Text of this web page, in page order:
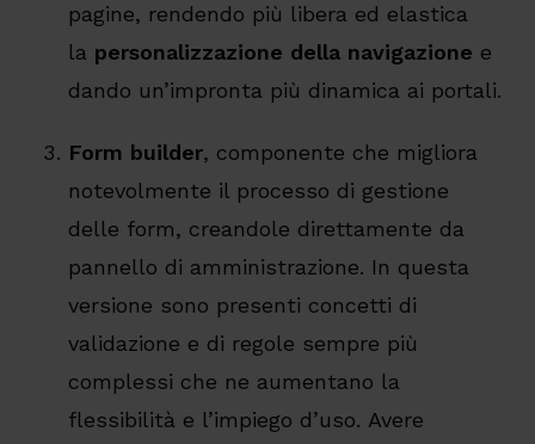
pagine, rendendo più libera ed elastica
la personalizzazione della navigazione e
dando un’impronta più dinamica ai portali.
Form builder, componente che migliora
notevolmente il processo di gestione
delle form, creandole direttamente da
pannello di amministrazione. In questa
versione sono presenti concetti di
validazione e di regole sempre più
complessi che ne aumentano la
flessibilità e l’impiego d’uso. Avere